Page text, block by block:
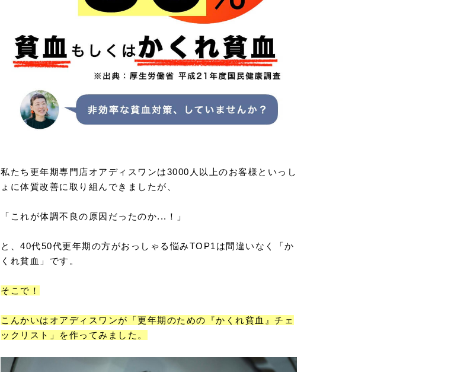
私たち更年期専門店オアディスワンは3000人以上のお客様といっし
ょに体質改善に取り組んできましたが、
「これが体調不良の原因だったのか...！」
と、40代50代更年期の方がおっしゃる悩みTOP1は間違いなく「か
くれ貧血」です。
そこで！
こんかいはオアディスワンが「更年期のための『かくれ貧血』チェ
ックリスト」を作ってみました。